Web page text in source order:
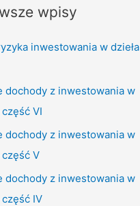
wpisy
inwestowania w dzieła
dochody z inwestowania w
VI
dochody z inwestowania w
V
dochody z inwestowania w
IV